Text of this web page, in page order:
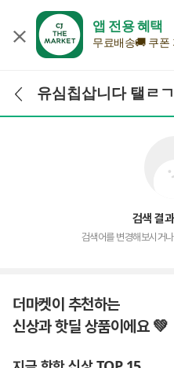
앱 전용 혜택
무료배송🚚 쿠폰
검색어 입력
검색 결
검색어를 변경해보시거
더마켓이 추천하는
신상과 핫딜 상품이에요 💚